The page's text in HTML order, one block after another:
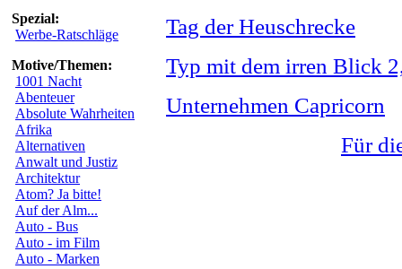
Spezial:
Werbe-Ratschläge
Motive/Themen:
1001 Nacht
Abenteuer
Absolute Wahrheiten
Afrika
Alternativen
Anwalt und Justiz
Architektur
Atom? Ja bitte!
Auf der Alm...
Auto - Bus
Auto - im Film
Auto - Marken
Tag der Heuschrecke
Typ mit dem irren Blick
Unternehmen Capricorn
Für